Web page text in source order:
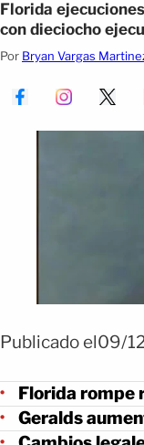
Florida
con dieciocho
cambios legales
Por Bryan Vargas
Publicado el09/
Florida rompe
Geralds